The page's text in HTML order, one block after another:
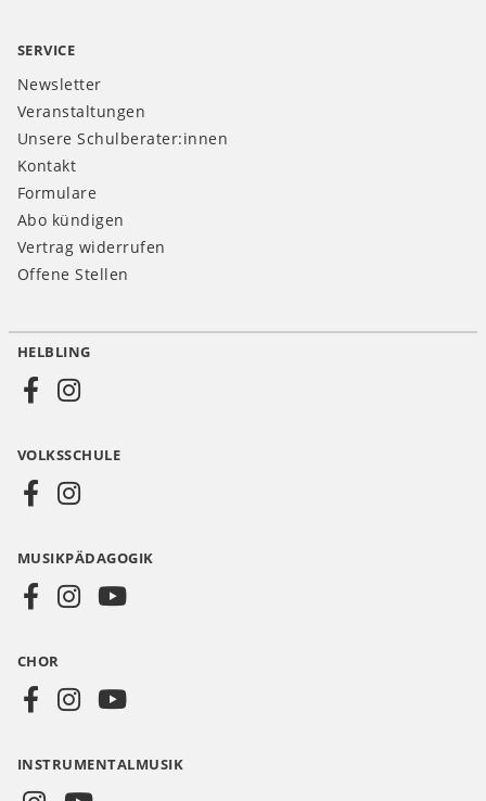
SERVICE
Newsletter
Veranstaltungen
Unsere Schulberater:innen
Kontakt
Formulare
Abo kündigen
Vertrag widerrufen
Offene Stellen
Social
AT
HELBLING
VOLKSSCHULE
MUSIKPÄDAGOGIK
CHOR
INSTRUMENTALMUSIK